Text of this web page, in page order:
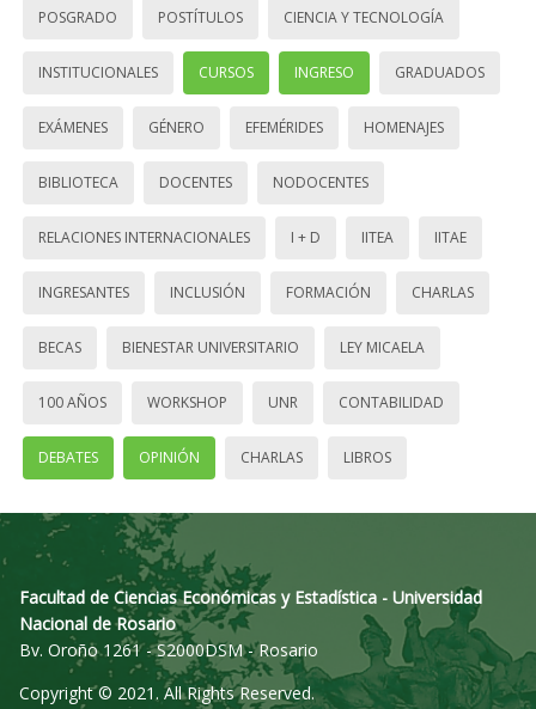
POSGRADO POSTÍTULOS CIENCIA Y TECNOLOGÍA
INSTITUCIONALES CURSOS INGRESO GRADUADOS
EXÁMENES GÉNERO EFEMÉRIDES HOMENAJES
BIBLIOTECA DOCENTES NODOCENTES
RELACIONES INTERNACIONALES I + D IITEA IITAE
INGRESANTES INCLUSIÓN FORMACIÓN CHARLAS
BECAS BIENESTAR UNIVERSITARIO LEY MICAELA
100 AÑOS WORKSHOP UNR CONTABILIDAD
DEBATES OPINIÓN CHARLAS LIBROS
Facultad de Ciencias Económicas y Estadística - Universidad
Nacional de Rosario
Bv. Oroño 1261 - S2000DSM - Rosario
Copyright © 2021. All Rights Reserved.